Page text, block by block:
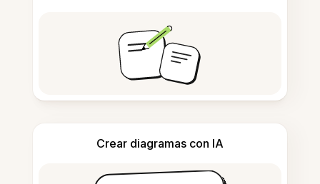
Crear diagramas con IA